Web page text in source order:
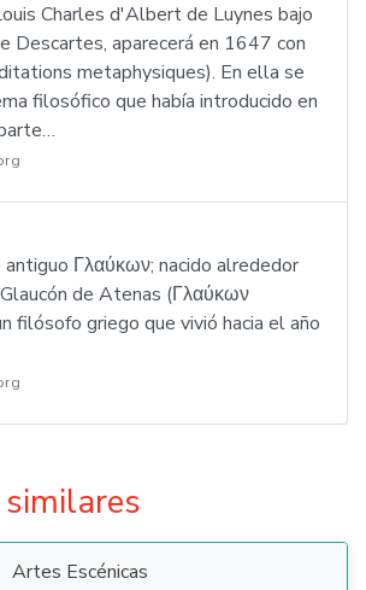
Charles d'Albert de Luynes bajo
Descartes, aparecerá en 1647 con
metaphysiques). En ella se
filosófico que había introducido en
antiguo Γλαύκων; nacido alrededor
de Atenas (Γλαύκων
filósofo griego que vivió hacia el año
Artes Escénicas